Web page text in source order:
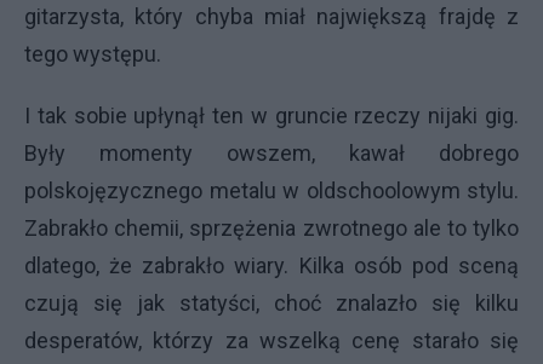
gitarzysta, który chyba miał największą frajdę z
tego występu.
I tak sobie upłynął ten w gruncie rzeczy nijaki gig.
Były momenty owszem, kawał dobrego
polskojęzycznego metalu w oldschoolowym stylu.
Zabrakło chemii, sprzężenia zwrotnego ale to tylko
dlatego, że zabrakło wiary. Kilka osób pod sceną
czują się jak statyści, choć znalazło się kilku
desperatów, którzy za wszelką cenę starało się